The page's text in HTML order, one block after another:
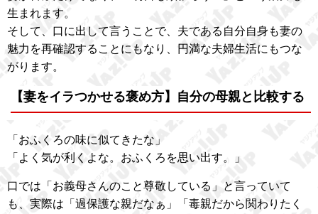
生まれます。
そして、口に出して言うことで、夫である自分自身も妻の
魅力を再確認することにもなり、円満な夫婦生活にもつな
がります。
【妻をイラつかせる褒め方】自分の母親と比較する
「おふくろの味に似てきたな」
「よく気が利くよな。おふくろを思い出す。」
口では「お義母さんのこと尊敬している」と言っていて
も、実際は「過保護な親だなぁ」「毒親だから関わりたく